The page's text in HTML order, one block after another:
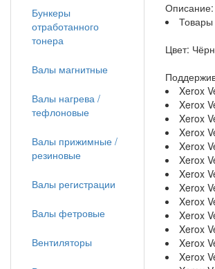
Описание:
Товары
Цвет:
Xerox
Xerox
Xerox
Xerox
Xerox
Xerox
Xerox
Xerox
Xerox
Xerox
Xerox
Xerox
Xerox
Бункеры
отработанного
тонера
Валы магнитные
Валы нагрева /
тефлоновые
Валы прижимные /
резиновые
Валы регистрации
Валы фетровые
Вентиляторы